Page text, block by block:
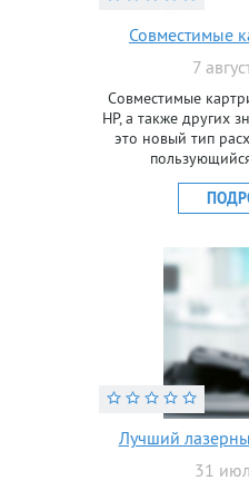
Совместимые
7
Совместимые
HP, а также других
это новый тип
популярностью. Они
Лучший
31